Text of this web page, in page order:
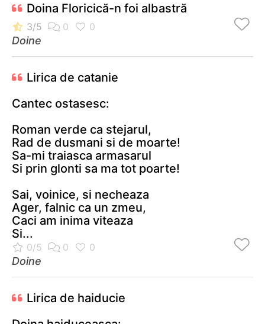
Doina Floricică-n foi albastră
Doine
Lirica de catanie
Cantec ostasesc:
Roman verde ca stejarul,
Rad de dusmani si de moarte!
Sa-mi traiasca armasarul
Si prin glonti sa ma tot poarte!
Sai, voinice, si necheaza
Ager, falnic ca un zmeu,
Caci am inima viteaza
Si...
Doine
Lirica de haiducie